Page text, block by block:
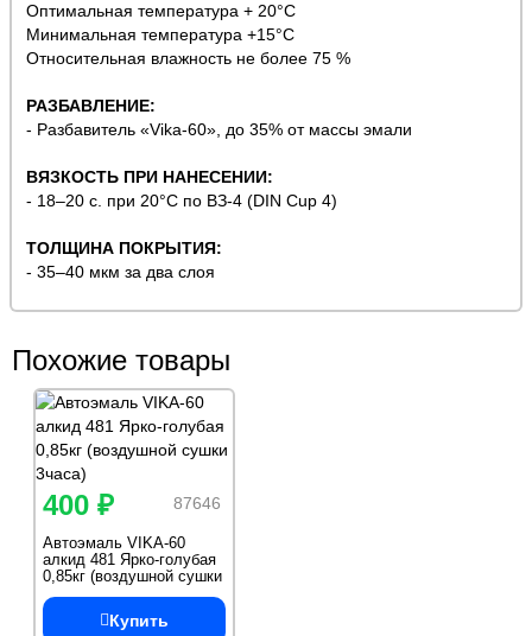
Оптимальная температура + 20°С
Минимальная температура +15°С
Относительная влажность не более 75 %
РАЗБАВЛЕНИЕ:
- Разбавитель «Vika-60», до 35% от массы эмали
ВЯЗКОСТЬ ПРИ НАНЕСЕНИИ:
- 18–20 с. при 20°С по ВЗ-4 (DIN Cup 4)
ТОЛЩИНА ПОКРЫТИЯ:
- 35–40 мкм за два слоя
Похожие товары
87646
400 ₽
Автоэмаль VIKA-60
алкид 481 Ярко-голубая
0,85кг (воздушной сушки
3часа)
Купить